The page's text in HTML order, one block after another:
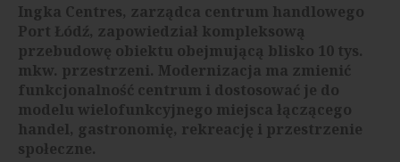
Ingka Centres, zarządca centrum handlowego
Port Łódź, zapowiedział kompleksową
przebudowę obiektu obejmującą blisko 10 tys.
mkw. przestrzeni. Modernizacja ma zmienić
funkcjonalność centrum i dostosować je do
modelu wielofunkcyjnego miejsca łączącego
handel, gastronomię, rekreację i przestrzenie
społeczne.